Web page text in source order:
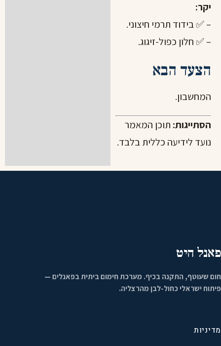
יקר:
– ✅ בידוד תרמי חיצוני.
– ✅ חלון כפול-זיגוג.
הצעד הבא
המחשבון.
הסתייגות: תוכן המאמר
נועד לידיעה כללית בלבד.
פאנל היט
חום שעוטף, התקנה בכיף. מערכת חימום ביתית בפאנלים —
פיתוח ישראלי כחול-לבן מהרצליה.
מדיניות